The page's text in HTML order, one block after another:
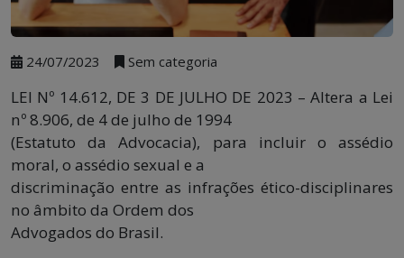
24/07/2023 Sem categoria
LEI Nº 14.612, DE 3 DE JULHO DE 2023 – Altera a Lei
nº 8.906, de 4 de julho de 1994
(Estatuto da Advocacia), para incluir o assédio
moral, o assédio sexual e a
discriminação entre as infrações ético-disciplinares
no âmbito da Ordem dos
Advogados do Brasil.